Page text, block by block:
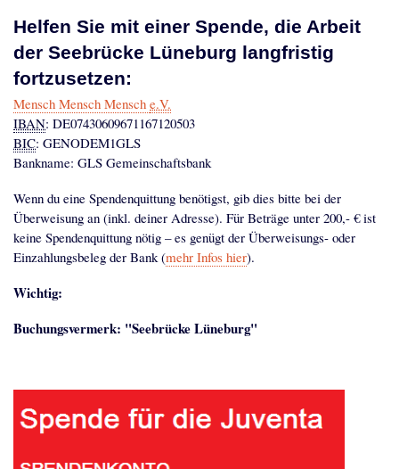
Helfen Sie mit einer Spende, die Arbeit
der Seebrücke Lüneburg langfristig
fortzusetzen:
Mensch Mensch Mensch e.V.
IBAN: DE07430609671167120503
BIC: GENODEM1GLS
Bankname: GLS Gemeinschaftsbank
Wenn du eine Spendenquittung benötigst, gib dies bitte bei der
Überweisung an (inkl. deiner Adresse). Für Beträge unter 200,- € ist
keine Spendenquittung nötig – es genügt der Überweisungs- oder
Einzahlungsbeleg der Bank (mehr Infos hier).
Wichtig:
Buchungsvermerk: "Seebrücke Lüneburg"